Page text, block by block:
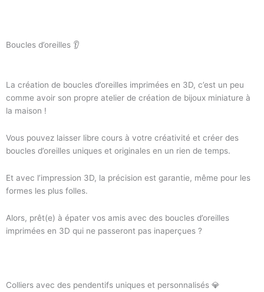
Boucles d’oreilles 👂
La création de boucles d’oreilles imprimées en 3D, c’est un peu
comme avoir son propre atelier de création de bijoux miniature à
la maison !
Vous pouvez laisser libre cours à votre créativité et créer des
boucles d’oreilles uniques et originales en un rien de temps.
Et avec l’impression 3D, la précision est garantie, même pour les
formes les plus folles.
Alors, prêt(e) à épater vos amis avec des boucles d’oreilles
imprimées en 3D qui ne passeront pas inaperçues ?
Colliers avec des pendentifs uniques et personnalisés 💎